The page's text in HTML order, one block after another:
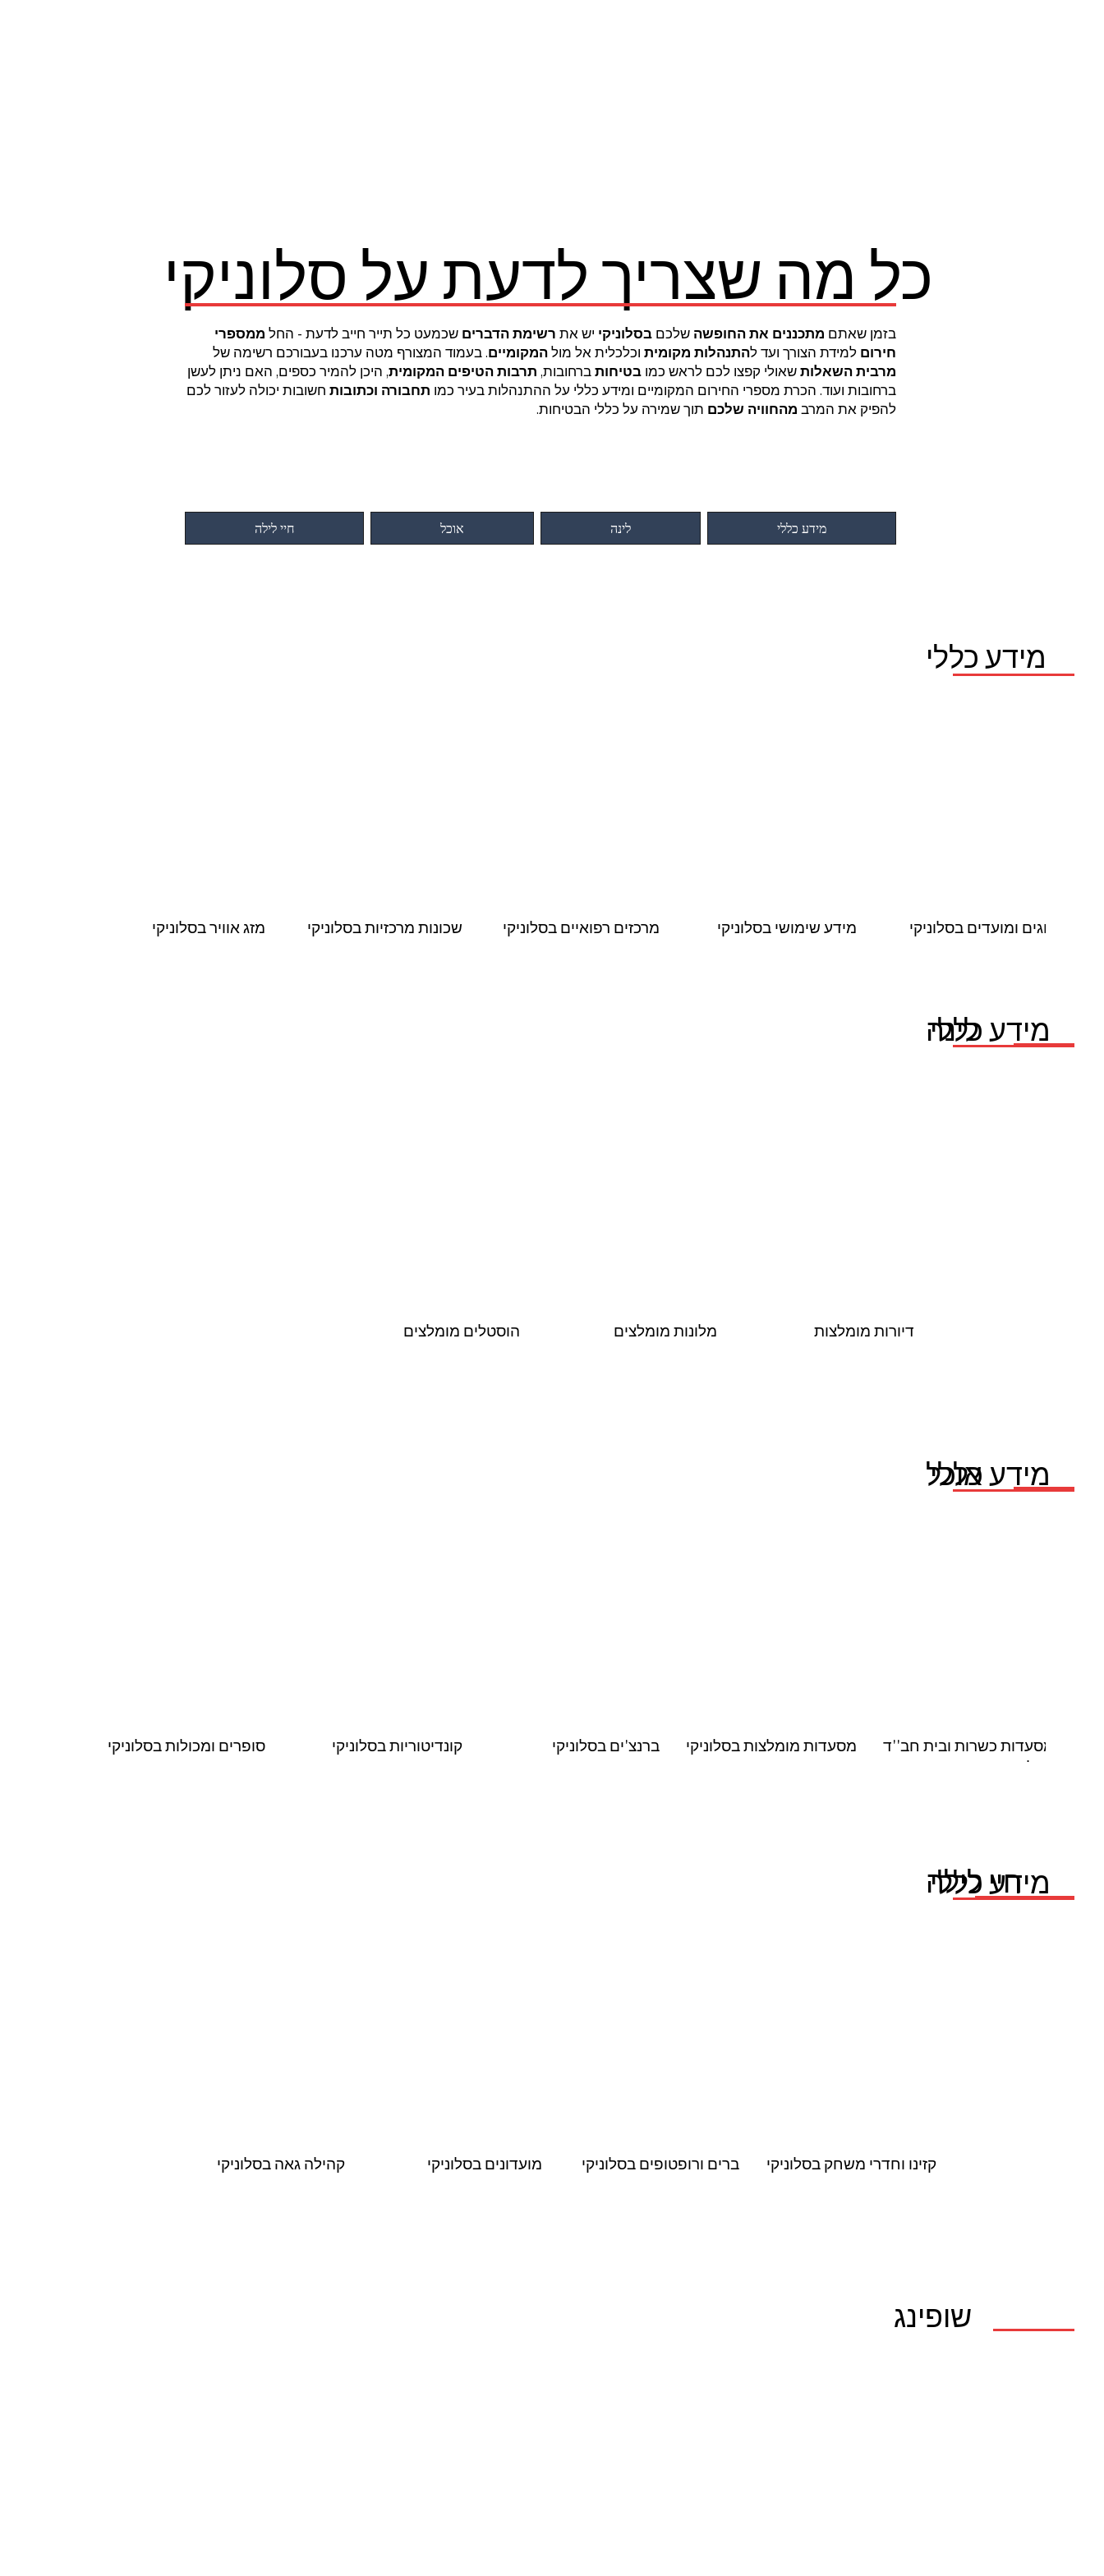
בזמן שאתם מתכננים את החופשה שלכםבסלוניקי יש את רשימת הדברים שכמעט כל תייר חייב לדעת - החל ממספרי
חירום למידת הצורך ועד להתנהלות מקומית וכלכלית אל מולהמקומיים. בעמוד המצורף מטה ערכנו בעבורכם רשימה של
מרבית השאלותשאולי קפצו לכם לראש כמובטיחותברחובות, תרבות הטיפים המקומית, היכן להמיר כספים, האם ניתן לעשן
ברחובות ועוד. הכרת מספרי החירום המקומיים ומידע כללי על ההתנהלות בעיר כמו תחבורה וכתובות חשובות יכולה לעזור לכם
להפיק את המרב מהחוויה שלכם תוך שמירה על כללי הבטיחות.
כל מה שצריך לדעת על סלוניקי
מידע כללי לינה אוכל חיי לילה
מידע כללי
מזג אוויר בסלוניקי שכונות מרכזיות בסלוניקי מרכזים רפואיים בסלוניקי מידע שימושי בסלוניקי חגים ומועדים בסלוניקי
מידע כללי
לינה
הוסטלים מומלצים מלונות מומלצים דיורות מומלצות
מידע כללי
אוכל
סופרים ומכולות בסלוניקי קונדיטוריות בסלוניקי ברנצ'ים בסלוניקי מסעדות מומלצות בסלוניקי
מסעדות כשרות ובית חב''ד
בסלוניקי
מידע כללי
חיי לילה
קהילה גאה בסלוניקי מועדונים בסלוניקי ברים ורופטופים בסלוניקי קזינו וחדרי משחק בסלוניקי
שופינג